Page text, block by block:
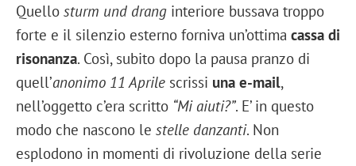
Quello sturm und drang interiore bussava troppo
forte e il silenzio esterno forniva un’ottima cassa di
risonanza. Così, subito dopo la pausa pranzo di
quell’anonimo 11 Aprile scrissi una e-mail,
nell’oggetto c’era scritto “Mi aiuti?”. E’ in questo
modo che nascono le stelle danzanti. Non
esplodono in momenti di rivoluzione della serie